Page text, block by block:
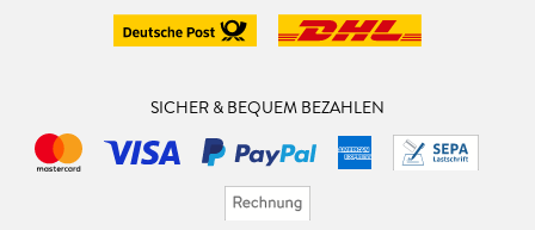
SICHER & BEQUEM BEZAHLEN